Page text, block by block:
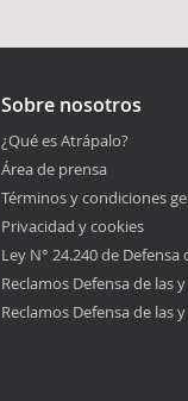
Sobre nosotros
¿Qué es Atrápalo?
Área de prensa
Términos y condiciones
Privacidad y cookies
Ley N° 24.240 de
Reclamos Defensa de las
Reclamos Defensa de las